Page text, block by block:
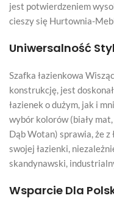
jest potwierdzeniem
cieszy się Hurtownia-
Uniwersalność
Szafka łazienkowa
konstrukcję, jest
łazienek o dużym, jak i
wybór kolorów (biały
Dąb Wotan) sprawia, że
swojej łazienki,
skandynawski,
Wsparcie Dla